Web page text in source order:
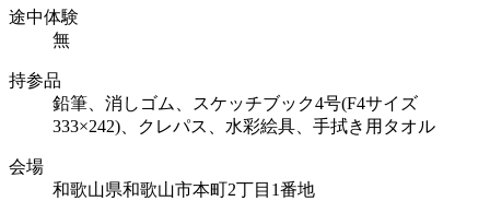
途中体験
無
持参品
鉛筆、消しゴム、スケッチブック4号(F4サイズ
333×242)、クレパス、水彩絵具、手拭き用タオル
会場
和歌山県和歌山市本町2丁目1番地